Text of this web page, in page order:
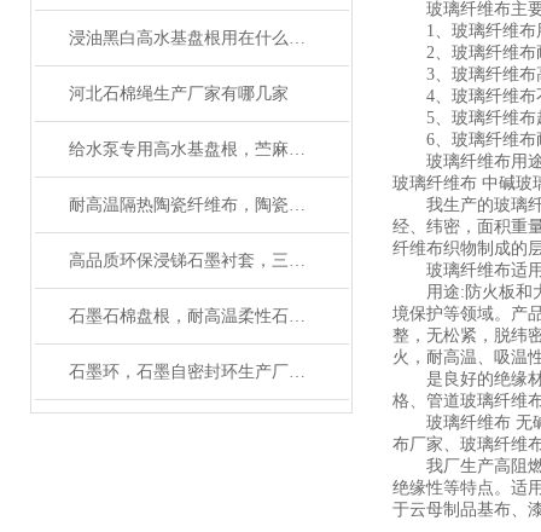
浸油黑白高水基盘根用在什么机械上好
河北石棉绳生产厂家有哪几家
给水泵专用高水基盘根，苎麻盘根使用温度
耐高温隔热陶瓷纤维布，陶瓷布使用温度
高品质环保浸锑石墨衬套，三拼环制造厂家
石墨石棉盘根，耐高温柔性石墨盘根如何使用
石墨环，石墨自密封环生产厂家有大量磨具
玻璃纤维布主
1、玻璃纤维布
2、玻璃纤维布
3、玻璃纤维布
4、玻璃纤维布
5、玻璃纤维布
6、玻璃纤维布
玻璃纤维布用途
玻璃纤维布 中碱玻
我生产的玻璃纤
经、纬密，面积重
纤维布织物制成的
玻璃纤维布适用
用途:防火板和大
境保护等领域。产
整，无松紧，脱纬
火，耐高温、吸温
是良好的绝缘材
格、管道玻璃纤维
玻璃纤维布 无碱
布厂家、玻璃纤维
我厂生产高阻燃
绝缘性等特点。适
于云母制品基布、